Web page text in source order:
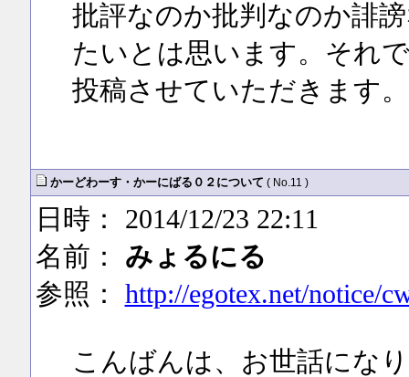
批評なのか批判なのか誹
たいとは思います。それ
投稿させていただきます。
かーどわーす・かーにばる０２について ( No.11 )
日時： 2014/12/23 22:11
名前： みょるにる
参照： http://egotex.net/notice/
こんばんは、お世話にな